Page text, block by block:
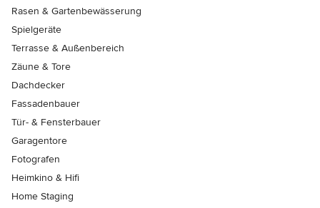
Rasen & Gartenbewässerung
Spielgeräte
Terrasse & Außenbereich
Zäune & Tore
Dachdecker
Fassadenbauer
Tür- & Fensterbauer
Garagentore
Fotografen
Heimkino & Hifi
Home Staging